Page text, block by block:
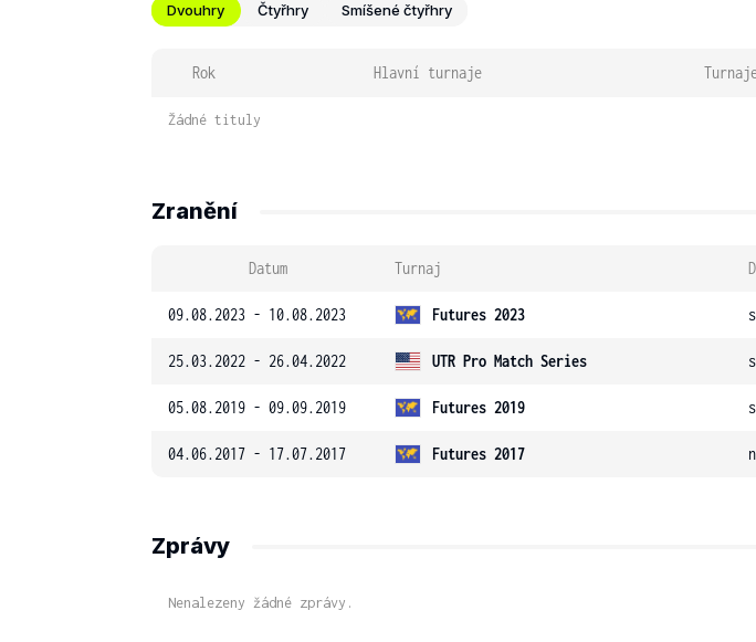
Dvouhry Čtyřhry Smíšené čtyřhry
Rok Hlavní turnaje
Žádné tituly
Zranění
Datum Turnaj
09.08.2023 - 10.08.2023 Futures 2023
25.03.2022 - 26.04.2022 UTR Pro Match Series
05.08.2019 - 09.09.2019 Futures 2019
04.06.2017 - 17.07.2017 Futures 2017
Zprávy
Nenalezeny žádné zprávy.